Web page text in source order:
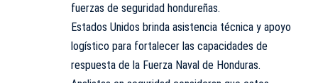
fuerzas de seguridad hondureñas.
Estados Unidos brinda asistencia técnica y apoyo
logístico para fortalecer las capacidades de
respuesta de la Fuerza Naval de Honduras.